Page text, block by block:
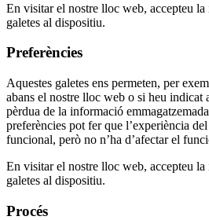
En visitar el nostre lloc web, accepteu la
galetes al dispositiu.
Preferències
Aquestes galetes ens permeten, per
abans el nostre lloc web o si heu indicat
pèrdua de la informació
preferències pot fer que l’experiència
funcional, però no n’ha d’afectar el
En visitar el nostre lloc web, accepteu la
galetes al dispositiu.
Procés